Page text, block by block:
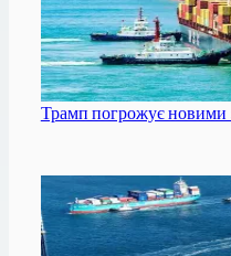
Трамп погрожує